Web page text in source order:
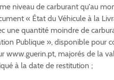
niveau de carburant qu'au
« État du Véhicule à la
une quantité moindre de
Publique », disponible pour
www.guerin.pt, majorés de la
à la date de restitution ;